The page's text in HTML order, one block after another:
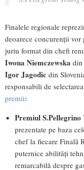
Finalele regionale
deoarece concurenții vor
juriu format din chefi
Iwona Niemczewska din
Igor Jagodic din
responsabili de
premii:
Premiul S.Pellegrino
prezentate pe baza
chef la fiecare Finală
puternice abilități
remarcabilă despre